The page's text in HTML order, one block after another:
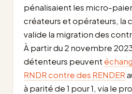
pénalisaient les micro-
créateurs et opérateurs, la
valide la migration des
À partir du 2 novembre
détenteurs peuvent
RNDR contre des RENDER
à parité de 1 pour 1, via le